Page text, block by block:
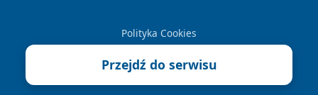
Polityka Cookies
Przejdź do serwisu